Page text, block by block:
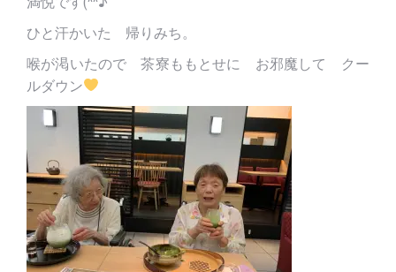
ひと汗かいた 帰りみち。
喉が渇いたので 茶寮ももとせに お邪魔して クー
ルダウン